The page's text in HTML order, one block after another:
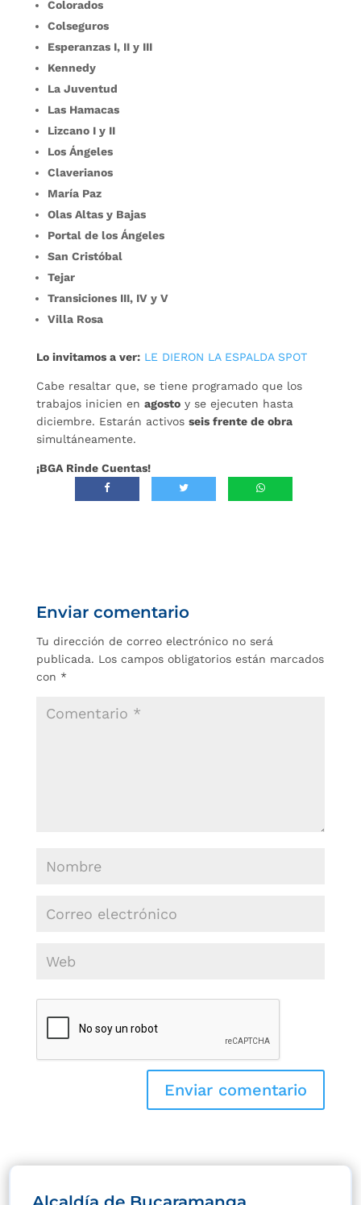
Colorados
Colseguros
Esperanzas I, II y III
Kennedy
La Juventud
Las Hamacas
Lizcano I y II
Los Ángeles
Claverianos
María Paz
Olas Altas y Bajas
Portal de los Ángeles
San Cristóbal
Tejar
Transiciones III, IV y V
Villa Rosa
Lo invitamos a ver: LE DIERON LA ESPALDA SPOT
Cabe resaltar que, se tiene programado que los
trabajos inicien en agostoy se ejecuten hasta
diciembre. Estarán activos seis frente de obra
simultáneamente.
¡BGA Rinde Cuentas!
Enviar comentario
Tu dirección de correo electrónico no será
publicada. Los campos obligatorios están marcados
con *